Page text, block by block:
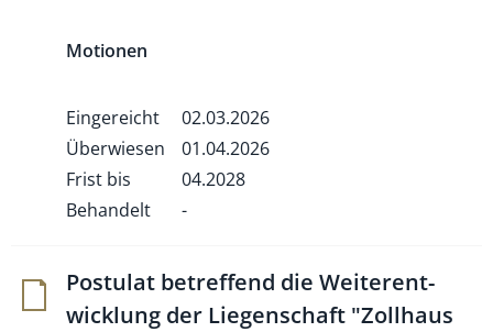
Motionen
Eingereicht
02.03.2026
Überwiesen
01.04.2026
Frist bis
04.2028
Behandelt
-
Postulat betref­fend die Wei­ter­ent­
wick­lung der Lie­gen­schaft "Zoll­haus